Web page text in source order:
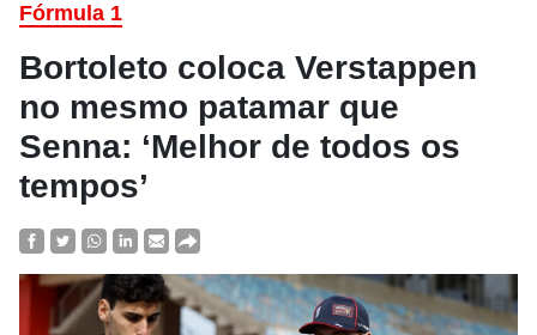
Fórmula 1
Bortoleto coloca Verstappen
no mesmo patamar que
Senna: ‘Melhor de todos os
tempos’